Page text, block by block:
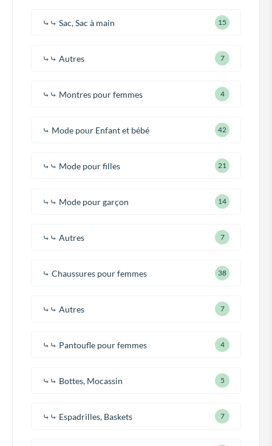
⤷⤷ Sac, Sac à main 15
⤷⤷ Autres 7
⤷⤷ Montres pour femmes 4
⤷ Mode pour Enfant et bébé 42
⤷⤷ Mode pour filles 21
⤷⤷ Mode pour garçon 14
⤷⤷ Autres 7
⤷ Chaussures pour femmes 38
⤷⤷ Autres 7
⤷⤷ Pantoufle pour femmes 4
⤷⤷ Bottes, Mocassin 5
⤷⤷ Espadrilles, Baskets 7